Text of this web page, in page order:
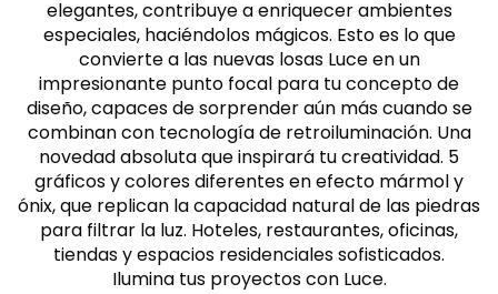
elegantes, contribuye a enriquecer ambientes
especiales, haciéndolos mágicos. Esto es lo que
convierte a las nuevas losas Luce en un
impresionante punto focal para tu concepto de
diseño, capaces de sorprender aún más cuando se
combinan con tecnología de retroiluminación. Una
novedad absoluta que inspirará tu creatividad. 5
gráficos y colores diferentes en efecto mármol y
ónix, que replican la capacidad natural de las piedras
para filtrar la luz. Hoteles, restaurantes, oficinas,
tiendas y espacios residenciales sofisticados.
Ilumina tus proyectos con Luce.